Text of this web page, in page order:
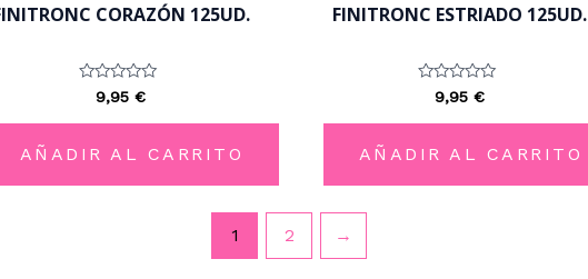
CORAZÓN 125UD.
Valorado
con
0
5
9,95 €
AÑADIR AL CARRITO
FINITRONC ESTRIADO 125UD.
Valorado
con
0
5
9,95 €
AÑADIR AL CARRITO
1 2 →